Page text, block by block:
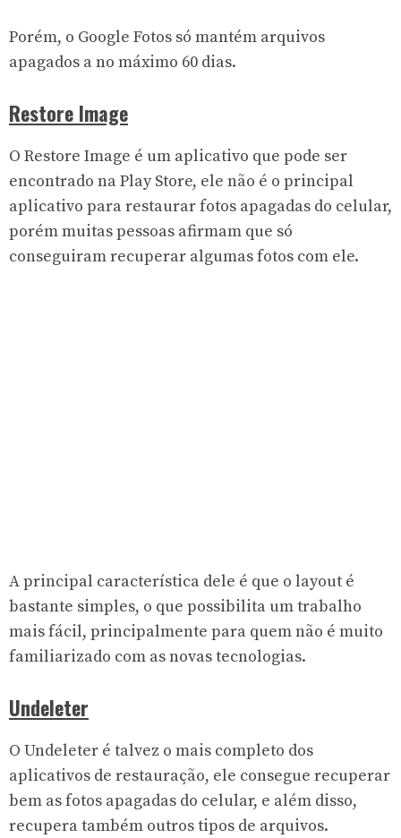
Porém, o Google Fotos só mantém arquivos
apagados a no máximo 60 dias.
Restore Image
O Restore Image é um aplicativo que pode ser
encontrado na Play Store, ele não é o principal
aplicativo para restaurar fotos apagadas do celular,
porém muitas pessoas afirmam que só
conseguiram recuperar algumas fotos com ele.
A principal característica dele é que o layout é
bastante simples, o que possibilita um trabalho
mais fácil, principalmente para quem não é muito
familiarizado com as novas tecnologias.
Undeleter
O Undeleter é talvez o mais completo dos
aplicativos de restauração, ele consegue recuperar
bem as fotos apagadas do celular, e além disso,
recupera também outros tipos de arquivos.